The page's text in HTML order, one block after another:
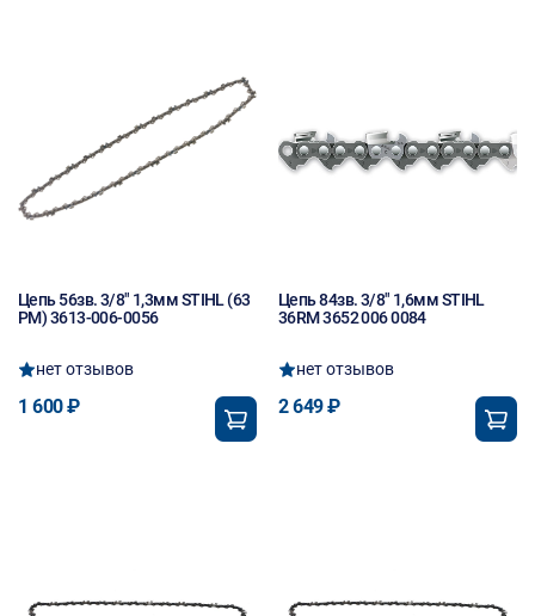
Цепь 56зв. 3/8" 1,3мм STIHL (63
РM) 3613-006-0056
нет отзывов
1 600 ₽
Цепь 84зв. 3/8" 1,6мм STIHL
36RM 3652 006 0084
нет отзывов
2 649 ₽